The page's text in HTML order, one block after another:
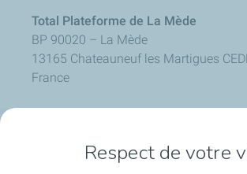
Total Plateforme de La Mède
BP 90020 – La Mède
13165 Chateauneuf les Martigues
France
La bioraffinerieRespect de votre